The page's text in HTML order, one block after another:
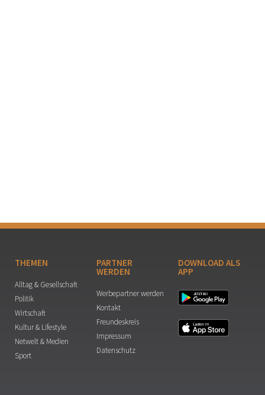
THEMEN
Alltag & Gesellschaft
Politik
Wirtschaft
Kultur & Lifestyle
Netwelt & Medien
Sport
PARTNER
WERDEN
Werbepartner werden
Kontakt
Freundeskreis
Impressum
Datenschutz
DOWNLOAD ALS
APP